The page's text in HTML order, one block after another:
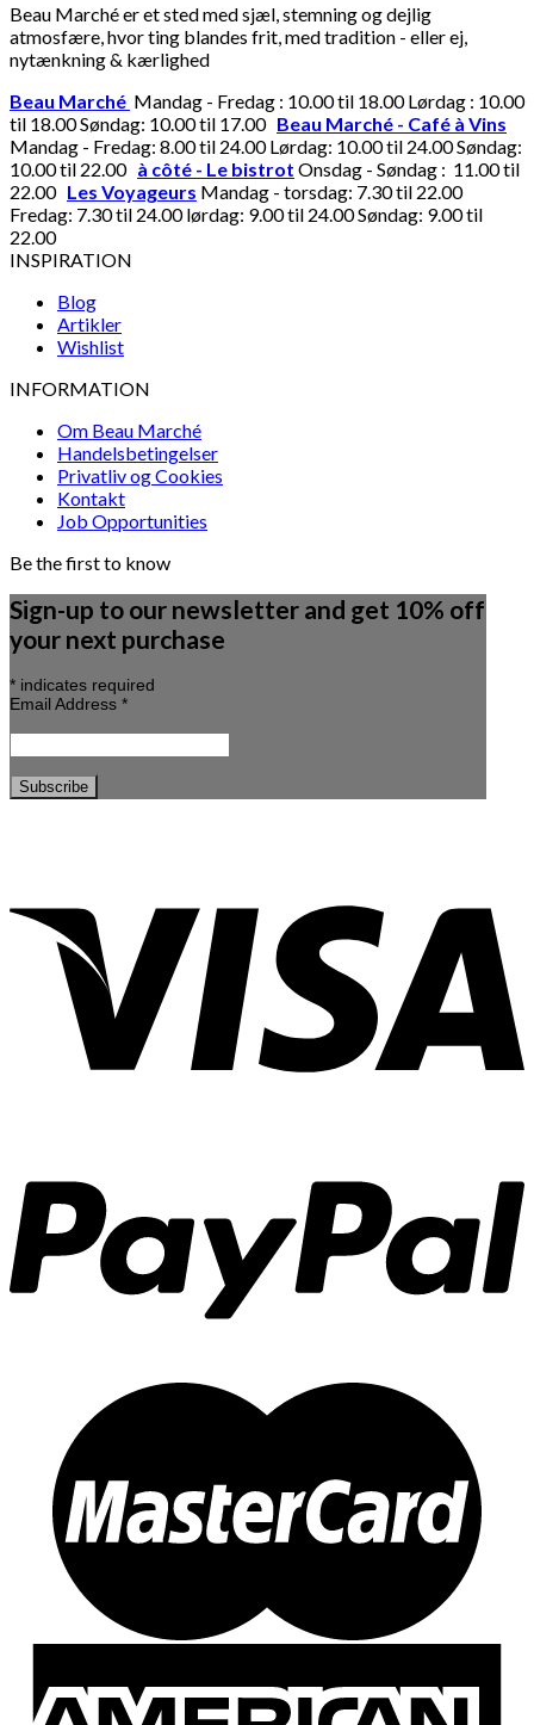
Beau Marché er et sted med sjæl, stemning og dejlig
atmosfære, hvor ting blandes frit, med tradition - eller ej,
nytænkning & kærlighed
Beau Marché Mandag - Fredag : 10.00 til 18.00 Lørdag : 10.00
til 18.00 Søndag: 10.00 til 17.00 Beau Marché - Café à Vins
Mandag - Fredag: 8.00 til 24.00 Lørdag: 10.00 til 24.00 Søndag:
10.00 til 22.00 à côté - Le bistrot Onsdag - Søndag : 11.00 til
22.00 Les Voyageurs Mandag - torsdag: 7.30 til 22.00
Fredag: 7.30 til 24.00 lørdag: 9.00 til 24.00 Søndag: 9.00 til
22.00
INSPIRATION
Blog
Artikler
Wishlist
INFORMATION
Om Beau Marché
Handelsbetingelser
Privatliv og Cookies
Kontakt
Job Opportunities
Be the first to know
Sign-up to our newsletter and get 10% off
your next purchase
* indicates required
Email Address *